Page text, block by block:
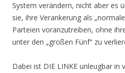
System verändern, nicht aber es
sie, ihre Verankerung als
Parteien voranzutreiben, ohne
unter den „großen Fünf“ zu
Dabei ist DIE LINKE unleugbar in